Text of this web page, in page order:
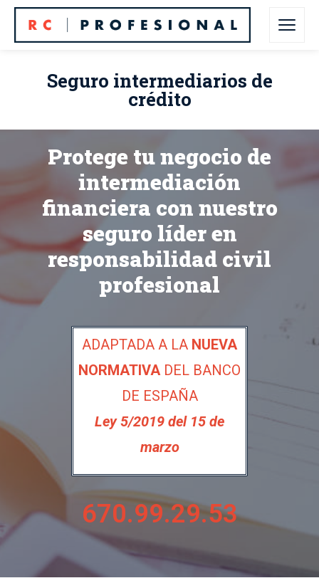
Seguro intermediarios de
crédito
Protege tu negocio de
intermediación
financiera con nuestro
seguro líder en
responsabilidad civil
profesional
ADAPTADA A LA NUEVA
NORMATIVADEL BANCO
DE ESPAÑA
Ley 5/2019 del 15 de
marzo
670.99.29.53